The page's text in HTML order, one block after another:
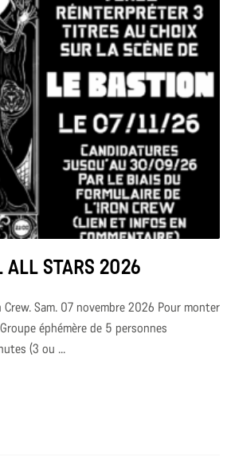
ALL STARS 2026
Sam. 07 novembre 2026 Pour monter
éphémère de 5 personnes
(3 ou ...